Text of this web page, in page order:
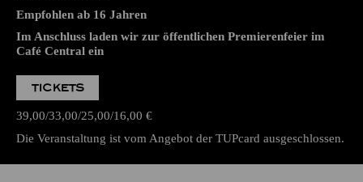
Empfohlen ab 16 Jahren
Im Anschluss laden wir zur öffentlichen Premierenfeier im
Café Central ein
TICKETS
39,00 33,00 25,00 16,00 €
Die Veranstaltung ist vom Angebot der TUPcard ausgeschlossen.